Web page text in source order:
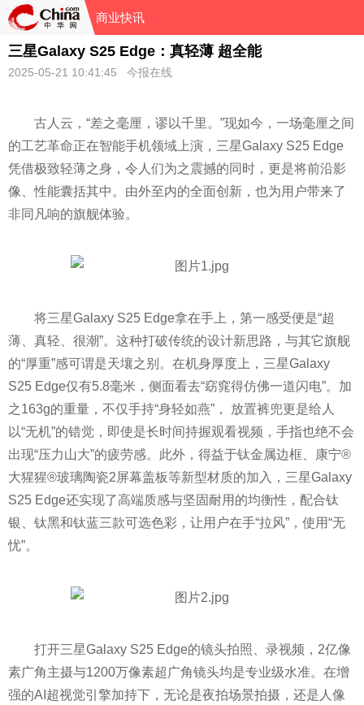
商业快讯
三星Galaxy S25 Edge：真轻薄 超全能
2025-05-21 10:41:45 今报在线
古人云，“差之毫厘，谬以千里。”现如今，一场毫厘之间
的工艺革命正在智能手机领域上演，三星Galaxy S25 Edge
凭借极致轻薄之身，令人们为之震撼的同时，更是将前沿影
像、性能囊括其中。由外至内的全面创新，也为用户带来了
非同凡响的旗舰体验。
将三星Galaxy S25 Edge拿在手上，第一感受便是“超
薄、真轻、很潮”。这种打破传统的设计新思路，与其它旗舰
的“厚重”感可谓是天壤之别。在机身厚度上，三星Galaxy
S25 Edge仅有5.8毫米，侧面看去“窈窕得仿佛一道闪电”。加
之163g的重量，不仅手持“身轻如燕”， 放置裤兜更是给人
以“无机”的错觉，即使是长时间持握观看视频，手指也绝不会
出现“压力山大”的疲劳感。此外，得益于钛金属边框、康宁®
大猩猩®玻璃陶瓷2屏幕盖板等新型材质的加入，三星Galaxy
S25 Edge还实现了高端质感与坚固耐用的均衡性，配合钛
银、钛黑和钛蓝三款可选色彩，让用户在手“拉风”，使用“无
忧”。
打开三星Galaxy S25 Edge的镜头拍照、录视频，2亿像
素广角主摄与1200万像素超广角镜头均是专业级水准。在增
强的AI超视觉引擎加持下，无论是夜拍场景拍摄，还是人像